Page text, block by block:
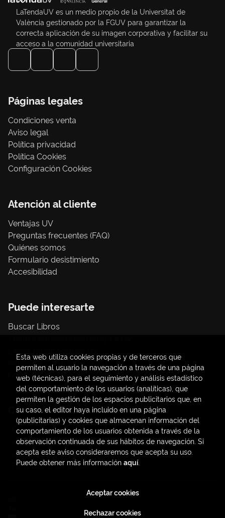
LaTendaUV es un medio propio de la Universitat de
València gestionado por la FGUV para garantizar la
correcta aplicación de su imagen corporativa y facilitar su
acceso a la comunidad universitaria
Páginas legales
Condiciones venta
Aviso legal
Política privacidad
Política Cookies
Configuración Cookies
Atención al cliente
Ventajas UV
Preguntas frecuentes (FAQ)
Quiénes somos
Formulario desistimiento
Accesibilidad
Puede interesarte
Buscar Libros
Papelería / material oficina
Consumo Sostenible
Contacto
C/ Amadeo de Saboya, 4
(+34) 963828968
latendauv@fundacio.es
Formulario de contacto
. Todos los Derechos Reservados |
Esta web utiliza cookies propias y de terceros que
permiten al usuario la navegación a través de una página
web (técnicas), para el seguimiento y análisis estadístico
del comportamiento de los usuarios (analíticas), que
permiten la gestión de los espacios publicitarios que, en
su caso, el editor haya incluido en una página
(publicitarias) y cookies que almacenan información del
comportamiento de los usuarios obtenida a través de la
observación continuada de sus hábitos de navegación. Si
acepta este aviso consideraremos que acepta su uso.
Puede obtener más información aquí.
Rechazar cookies
Aceptar cookies